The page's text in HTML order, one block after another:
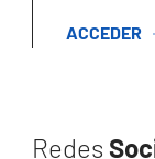
ACCEDER
Redes